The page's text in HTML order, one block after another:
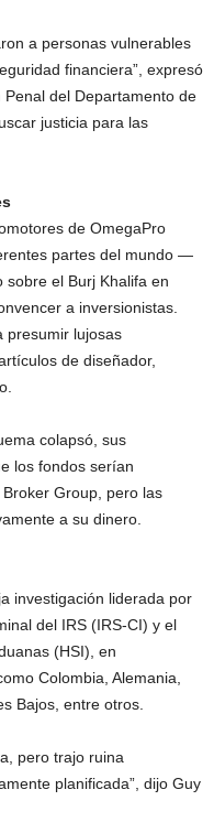
a personas vulnerables
financiera”, expresó
del Departamento de
justicia para las
de OmegaPro
partes del mundo —
sobre el Burj Khalifa en
a inversionistas.
presumir lujosas
de diseñador,
colapsó, sus
los fondos serían
Group, pero las
a su dinero.
investigación liderada por
del IRS (IRS-CI) y el
(HSI), en
Colombia, Alemania,
Bajos, entre otros.
pero trajo ruina
planificada”, dijo Guy